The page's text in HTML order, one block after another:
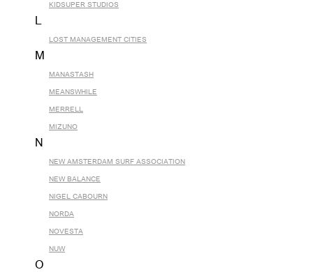
KIDSUPER STUDIOS
L
LOST MANAGEMENT CITIES
M
MANASTASH
MEANSWHILE
MERRELL
MIZUNO
N
NEW AMSTERDAM SURF ASSOCIATION
NEW BALANCE
NIGEL CABOURN
NORDA
NOVESTA
NUW
O